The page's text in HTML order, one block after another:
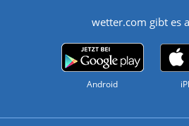
wetter.com gibt es
Android